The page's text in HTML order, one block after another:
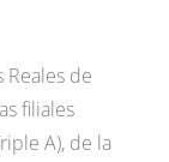
Reales de
filiales
A), de la